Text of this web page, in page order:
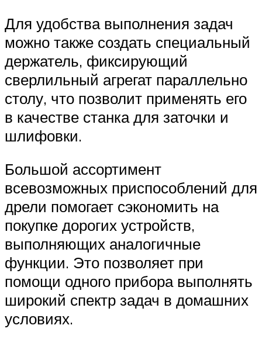
Для удобства выполнения задач
можно также создать специальный
держатель, фиксирующий
сверлильный агрегат параллельно
столу, что позволит применять его
в качестве станка для заточки и
шлифовки.
Большой ассортимент
всевозможных приспособлений для
дрели помогает сэкономить на
покупке дорогих устройств,
выполняющих аналогичные
функции. Это позволяет при
помощи одного прибора выполнять
широкий спектр задач в домашних
условиях.